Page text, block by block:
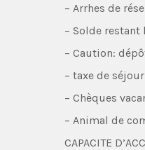
– Arrhes de
– Solde restant
– Caution:
– taxe de
– Chèques
– Animal de
CAPACITE